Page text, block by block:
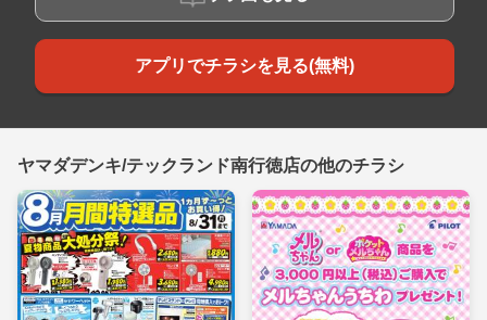
アプリでチラシを見る(無料)
ヤマダデンキ/テックランド南行徳店の他のチラシ